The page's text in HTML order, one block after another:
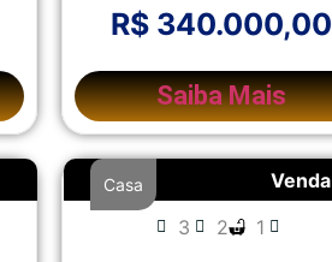
R$ 340.000,00
Saiba Mais
Venda
Casa
3 2 1